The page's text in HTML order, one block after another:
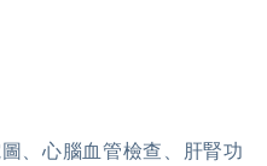
、心腦血管檢查、肝腎功